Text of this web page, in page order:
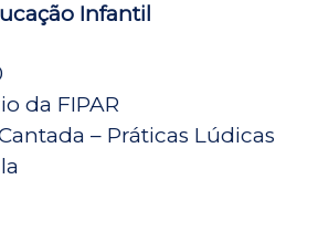
Infantil
da FIPAR
– Práticas Lúdicas